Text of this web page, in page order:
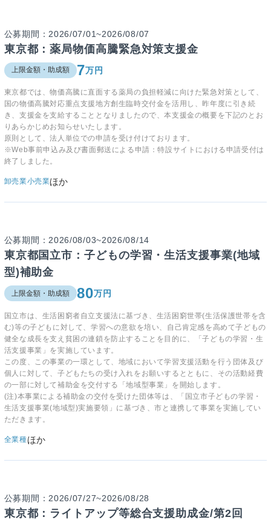
公募期間：2026/07/01~2026/08/07
東京都：薬局物価高騰緊急対策支援金
上限金額・助成額 7万円
東京都では、物価高騰に直面する薬局の負担軽減に向けた緊急対策として、
国の物価高騰対応重点支援地方創生臨時交付金を活用し、昨年度に引き続
き、支援金を支給することとなりましたので、本支援金の概要を下記のとお
りあらかじめお知らせいたします。
原則として、法人単位での申請を受け付けております。
※Web事前申込み及び書面郵送による申請：特設サイトにおける申請受付は
終了しました。
卸売業小売業ほか
公募期間：2026/08/03~2026/08/14
東京都国立市：子どもの学習・生活支援事業(地域
型)補助金
上限金額・助成額 80万円
国立市は、生活困窮者自立支援法に基づき、生活困窮世帯(生活保護世帯を含
む)等の子どもに対して、学習への意欲を培い、自己肯定感を高めて子どもの
健全な成長を支え貧困の連鎖を防止することを目的に、「子どもの学習・生
活支援事業」を実施しています。
この度、この事業の一環として、地域において学習支援活動を行う団体及び
個人に対して、子どもたちの受け入れをお願いするとともに、その活動経費
の一部に対して補助金を交付する「地域型事業」を開始します。
(注)本事業による補助金の交付を受けた団体等は、「国立市子どもの学習・
生活支援事業(地域型)実施要領」に基づき、市と連携して事業を実施してい
ただきます。
全業種ほか
公募期間：2026/07/27~2026/08/28
東京都：ライトアップ等総合支援助成金/第2回